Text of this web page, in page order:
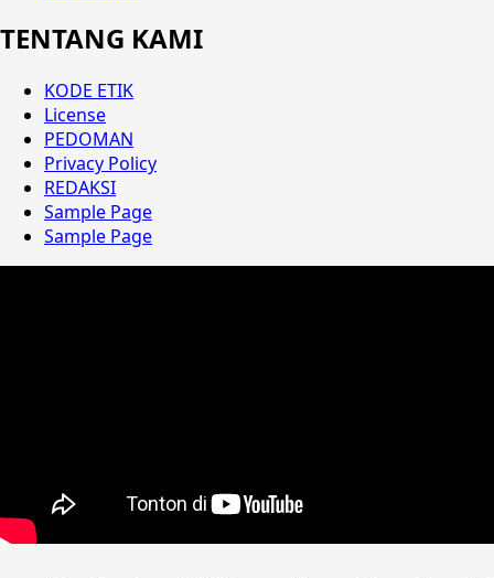
TENTANG KAMI
KODE ETIK
License
PEDOMAN
Privacy Policy
REDAKSI
Sample Page
Sample Page